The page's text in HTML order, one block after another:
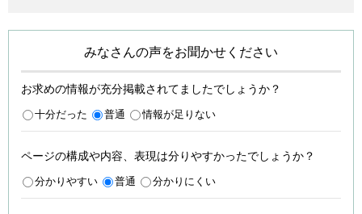
みなさんの声をお聞かせください
お求めの情報が充分掲載されてましたでしょうか？
十分だった 普通 情報が足りない
ページの構成や内容、表現は分りやすかったでしょうか？
分かりやすい 普通 分かりにくい